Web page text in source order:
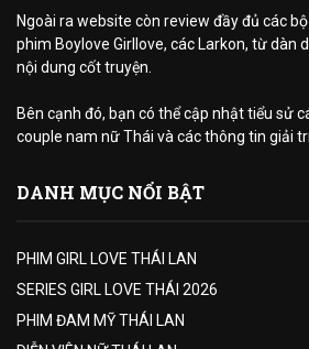
Ngoài ra website còn review đầy đủ các
phim Boylove Girllove, các Larkon, từ dàn
nội dung cốt truyện.
Bên cạnh đó, bạn có thể cập nhật tiểu sử
couple nam nữ Thái và các thông tin giải
DANH MỤC NỔI BẬT
PHIM GIRL LOVE THÁI LAN
SERIES GIRL LOVE THÁI 2026
PHIM ĐAM MỸ THÁI LAN